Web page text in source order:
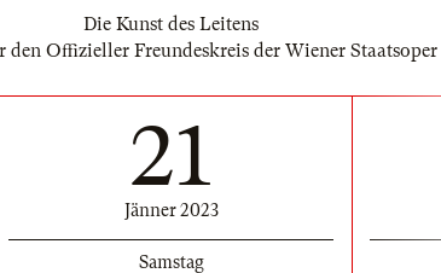
Die Kunst des Leitens
Offizieller Freundeskreis der Wiener Staatsoper
21
Jänner 2023
Samstag